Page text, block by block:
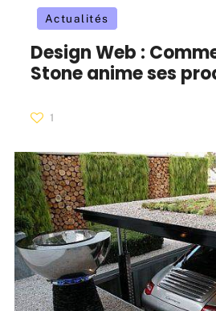
Actualités
Design Web :
Stone anime ses
1